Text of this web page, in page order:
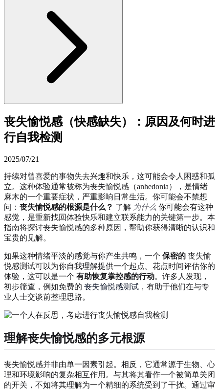
丧失愉悦感（快感缺失）：原因及何时进
行自我检测
2025/07/21
持续对曾喜爱的事物失去兴趣和快乐，这可能会令人困惑和孤
立。这种体验通常被称为丧失愉悦感（anhedonia），是情绪
麻木的一个重要症状，严重影响日常生活。你可能会不禁想
问： 丧失愉悦感的根源是什么？ 了解 为什么 你可能会有这种
感觉，是重新找回体验快乐和建立联系能力的关键第一步。本
指南将探讨丧失愉悦感的多种原因，帮助你获得清晰的认识和
宝贵的见解。
如果这种情绪平淡的感觉与你产生共鸣，一个 保密的 丧失愉
悦感测试可以为你自我理解提供一个起点。花点时间评估你的
体验，这可以是一个 有助恢复掌控感的行动。许多人发现，
初步筛查，例如免费的 丧失愉悦感测试 ，有助于他们在与专
业人士交谈前整理思路。
理解丧失愉悦感的多元根源
丧失愉悦感并非由单一因素引起。相反，它通常源于生物、心
理和环境影响的复杂相互作用。与其将其看作一个被简单关闭
的开关，不如将其理解为一个精细的系统受到了干扰。通过审